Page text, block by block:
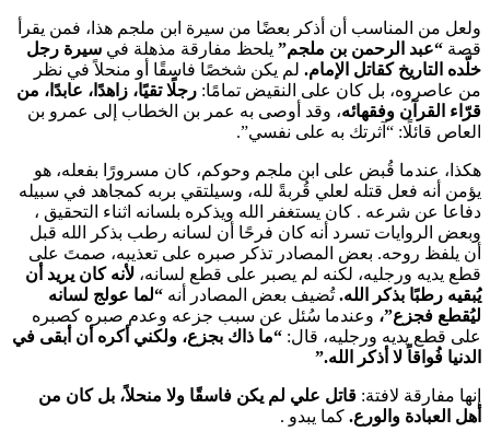
ولعل من المناسب أن أذكر بعضًا من سيرة ابن ملجم هذا، فمن يقرأ
قصة “عبد الرحمن بن ملجم” يلحظ مفارقة مذهلة في سيرة رجل
خلّده التاريخ كقاتل الإمام. لم يكن شخصًا فاسقًا أو منحلاً في نظر
من عاصروه، بل كان على النقيض تمامًا: رجلًا تقيًا، زاهدًا، عابدًا، من
قرّاء القرآن وفقهائه، وقد أوصى به عمر بن الخطاب إلى عمرو بن
العاص قائلًا: “آثرتك به على نفسي”.
هكذا، عندما قُبض على ابن ملجم وحوكم، كان مسرورًا بفعله، هو
يؤمن أنه فعل قتله لعلي قُربةً لله، وسيلتقي بربه كمجاهد في سبيله
دفاعا عن شرعه . كان يستغفر الله ويذكره بلسانه اثناء التحقيق ،
وبعض الروايات تسرد أنه كان فرحًا أن لسانه رطب بذكر الله قبل
أن يلفظ روحه. بعض المصادر تذكر صبره على تعذيبه، صمتَ على
قطع يديه ورجليه، لكنه لم يصبر على قطع لسانه، لأنه كان يريد أن
يُبقيه رطبًا بذكر الله.تُضيف بعض المصادر أنه “لما عولج لسانه
ليُقطع فجزع”، وعندما سُئل عن سبب جزعه وعدم صبره كصبره
على قطع يديه ورجليه، قال: “ما ذاك بجزع، ولكني أكره أن أبقى في
الدنيا فُواقاً لا أذكر الله.”
إنها مفارقة لافتة: قاتل علي لم يكن فاسقًا ولا منحلاً، بل كان من
أهل العبادة والورع. كما يبدو .